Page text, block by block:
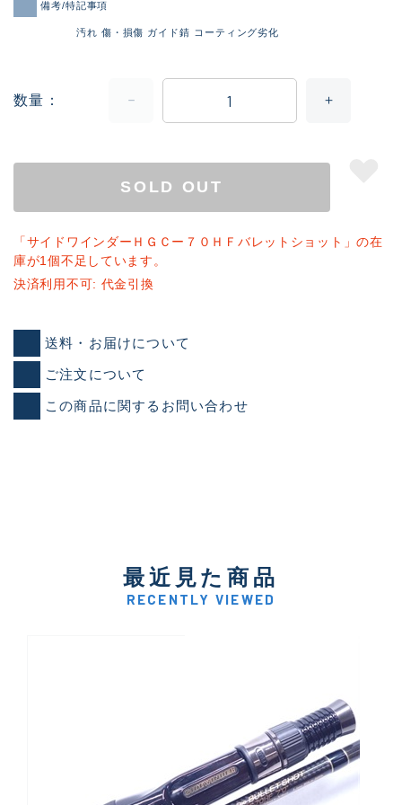
備考/特記事項
汚れ 傷・損傷 ガイド錆 コーティング劣化
数量
SOLD OUT
「サイドワインダーＨＧＣー７０ＨＦバレットショット」の在
庫が1個不足しています。
決済利用不可: 代金引換
送料・お届けについて
ご注文について
この商品に関するお問い合わせ
最近見た商品
RECENTLY VIEWED